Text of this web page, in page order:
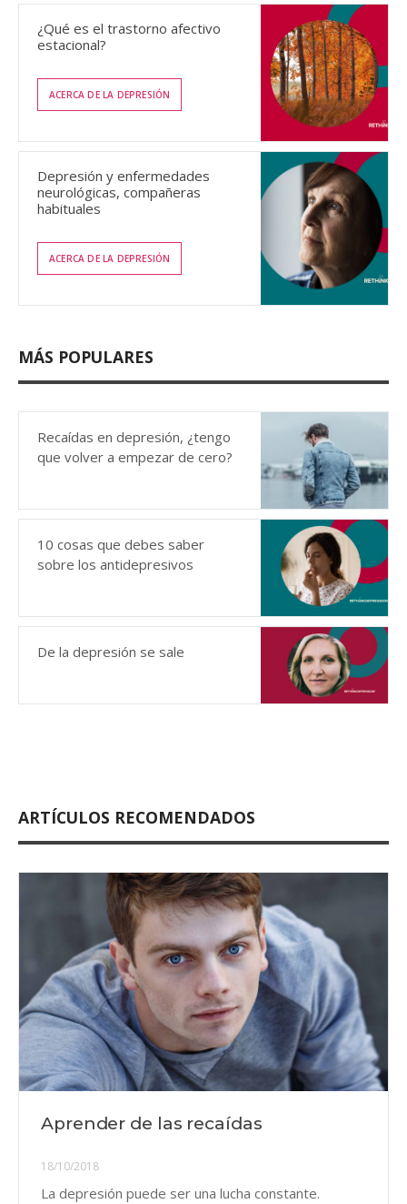
¿Qué es el trastorno afectivo
estacional?
ACERCA DE LA DEPRESIÓN
Depresión y enfermedades
neurológicas, compañeras
habituales
ACERCA DE LA DEPRESIÓN
MÁS POPULARES
Recaídas en depresión, ¿tengo
que volver a empezar de cero?
10 cosas que debes saber
sobre los antidepresivos
De la depresión se sale
ARTÍCULOS RECOMENDADOS
Aprender de las recaídas
18/10/2018
La depresión puede ser una lucha constante.